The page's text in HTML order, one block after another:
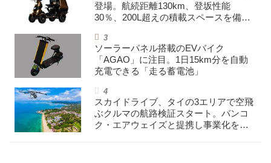
登場。航続距離130km、登坂性能
30％、200L超えの積載スペースを備え
ソーラーパネル搭載のEVバイク
「AGAO」に注目。1日15km分を自動
充電できる「走る蓄電池」
スカイドライブ、タイの3エリアで空飛
ぶクルマの航路検証スタート。バンコ
ク・エアウェイズと提携し事業化を目